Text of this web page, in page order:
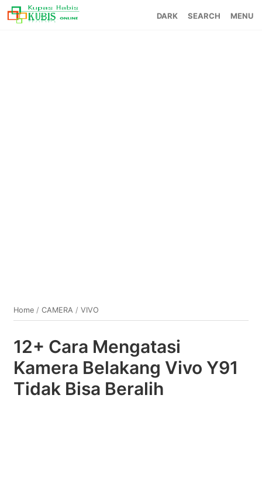
SEARCH MENU
Home /CAMERA /VIVO
12+ Cara Mengatasi
Kamera Belakang Vivo Y91
Tidak Bisa Beralih